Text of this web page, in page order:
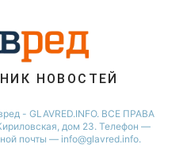
НОВОСТЕЙ
- GLAVRED.INFO. ВСЕ ПРАВА
дом 23. Телефон —
почты — info@glavred.info.